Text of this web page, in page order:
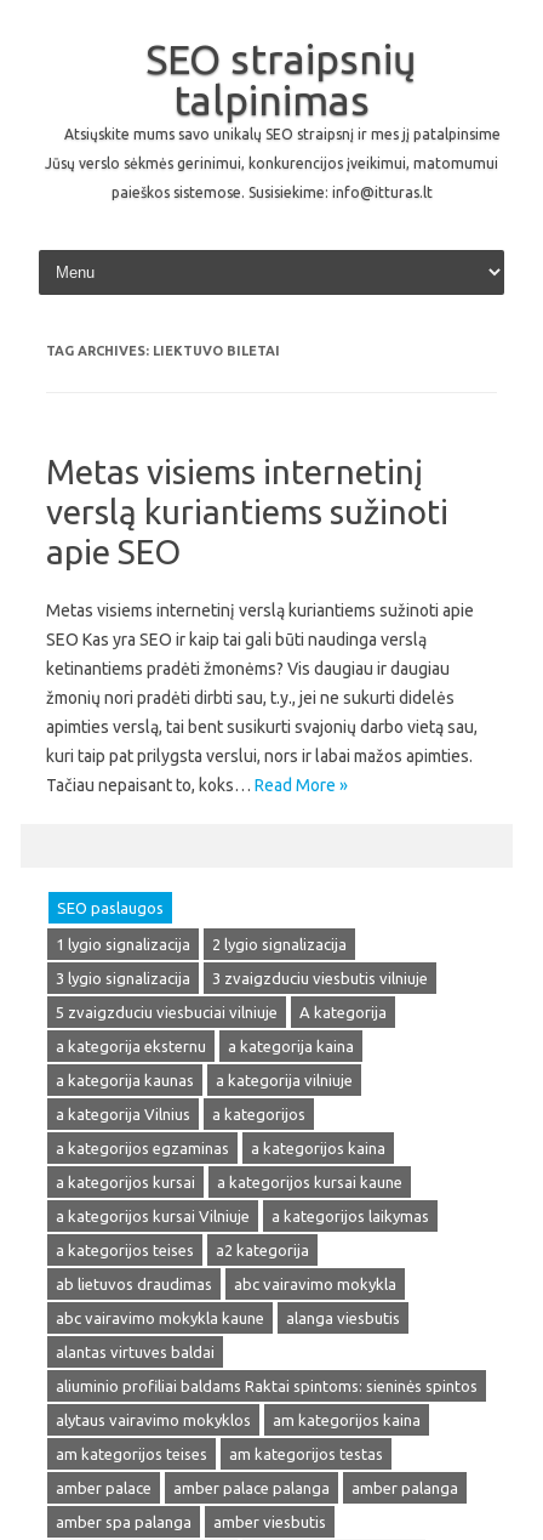
SEO straipsnių
talpinimas
Atsiųskite mums savo unikalų SEO straipsnį ir mes jį patalpinsime
Jūsų verslo sėkmės gerinimui, konkurencijos įveikimui, matomumui
paieškos sistemose. Susisiekime: info@itturas.lt
Skip to content
TAG ARCHIVES: LIEKTUVO BILETAI
Metas visiems internetinį
verslą kuriantiems sužinoti
apie SEO
Metas visiems internetinį verslą kuriantiems sužinoti apie
SEO Kas yra SEO ir kaip tai gali būti naudinga verslą
ketinantiems pradėti žmonėms? Vis daugiau ir daugiau
žmonių nori pradėti dirbti sau, t.y., jei ne sukurti didelės
apimties verslą, tai bent susikurti svajonių darbo vietą sau,
kuri taip pat prilygsta verslui, nors ir labai mažos apimties.
Tačiau nepaisant to, koks… Read More »
SEO paslaugos
1 lygio signalizacija
2 lygio signalizacija
3 lygio signalizacija
3 zvaigzduciu viesbutis vilniuje
5 zvaigzduciu viesbuciai vilniuje
A kategorija
a kategorija eksternu
a kategorija kaina
a kategorija kaunas
a kategorija vilniuje
a kategorija Vilnius
a kategorijos
a kategorijos egzaminas
a kategorijos kaina
a kategorijos kursai
a kategorijos kursai kaune
a kategorijos kursai Vilniuje
a kategorijos laikymas
a kategorijos teises
a2 kategorija
ab lietuvos draudimas
abc vairavimo mokykla
abc vairavimo mokykla kaune
alanga viesbutis
alantas virtuves baldai
aliuminio profiliai baldams Raktai spintoms: sieninės spintos
alytaus vairavimo mokyklos
am kategorijos kaina
am kategorijos teises
am kategorijos testas
amber palace
amber palace palanga
amber palanga
amber spa palanga
amber viesbutis